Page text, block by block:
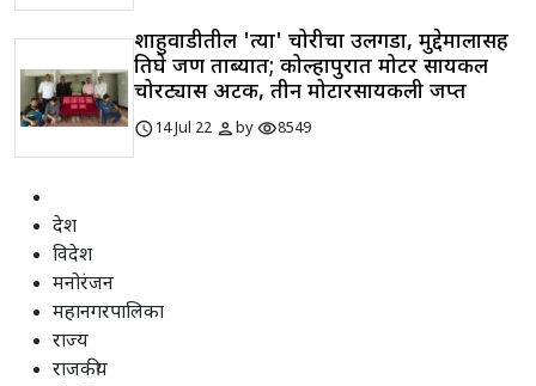
शाहुवाडीतील 'त्या' चोरीचा उलगडा, मुद्देमालासह
तिघे जण ताब्यात; कोल्हापुरात मोटर सायकल
चोरट्यास अटक, तीन मोटारसायकली जप्त
schedule14 Jul 22 personbyvisibility8549
देश
विदेश
मनोरंजन
महानगरपालिका
राज्य
राजकीय